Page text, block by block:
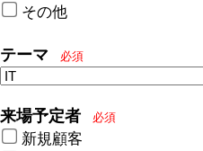
その他
テーマ 必須
来場予定者 必須
新規顧客